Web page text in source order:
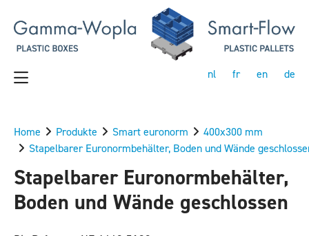
nl fr en de
Home Produkte Smart euronorm
400x300 mm
Stapelbarer Euronormbehälter, Boden und Wände
Stapelbarer Euronormbehälter,
Boden und Wände geschlossen